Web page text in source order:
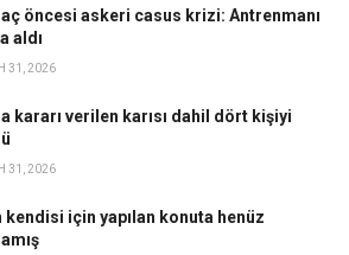
öncesi askeri casus krizi: Antrenmanı
aldı
31, 2026
kararı verilen karısı dahil dört kişiyi
31, 2026
kendisi için yapılan konuta henüz